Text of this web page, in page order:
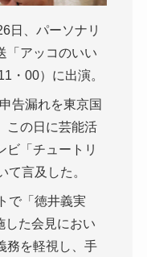
日、パーソナリ
「アッコのいい
・00）に出演。
告漏れを東京国
この日に芸能活
ビ「チュートリ
て言及した。
で「徳井義実
した会見におい
務を軽視し、手